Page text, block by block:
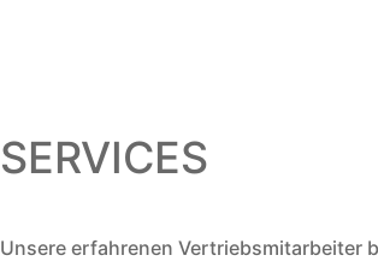
SERVICES
Unsere erfahrenen Vertriebsmitarbeiter